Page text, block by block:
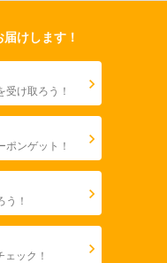
届けします！
け取ろう！
ンゲット！
！
ック！